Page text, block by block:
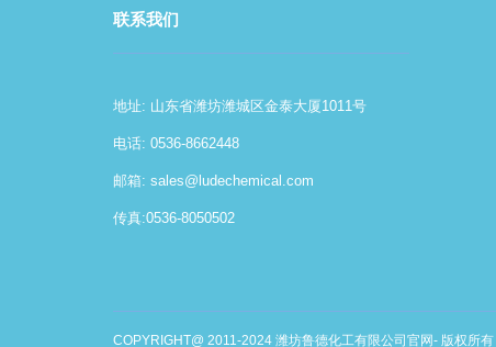
联系我们
地址: 山东省潍坊潍城区金泰大厦1011号
电话: 0536-8662448
邮箱: sales@ludechemical.com
传真:0536-8050502
COPYRIGHT@ 2011-2024 潍坊鲁德化工有限公司官网- 版权所有